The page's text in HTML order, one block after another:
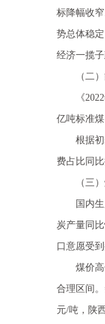
标降幅收
势总体稳
经济一揽
（二）
《2022
亿吨标准
根据初步
费占比同
（三）
国内生产
炭产量同
口意愿受
煤价高位
合理区间
元/吨，陕